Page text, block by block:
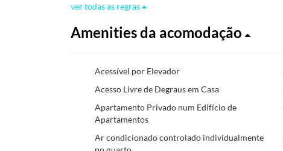
ver todas as regras
Amenities da acomodação
Acessível por Elevador
Acesso Livre de Degraus em Casa
Apartamento Privado num Edifício de
Apartamentos
Ar condicionado controlado individualmente